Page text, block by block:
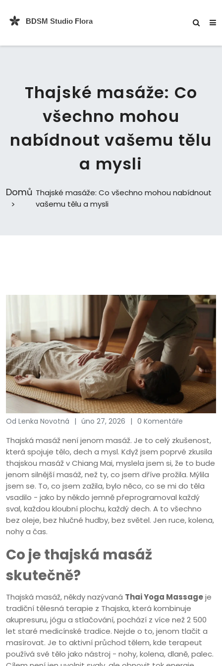
Thajské masáže: Co
všechno mohou
nabídnout vašemu tělu
a mysli
Domů Thajské masáže: Co všechno mohou nabídnout
vašemu tělu a mysli
Od Lenka Novotná úno 27, 2026 0 Komentáře
Thajská masáž není jenom masáž. Je to celý zkušenost,
která spojuje tělo, dech a mysl. Když jsem poprvé zkusila
thajskou masáž v Chiang Mai, myslela jsem si, že to bude
jenom silnější masáž, než ty, co jsem dříve prožila. Mýlila
jsem se. To, co jsem zažila, bylo něco, co se mi do těla
vsadilo - jako by někdo jemně přeprogramoval každý
sval, každou kloubní plochu, každý dech. A to všechno
bez oleje, bez hlučné hudby, bez světel. Jen ruce, kolena,
nohy a čas.
Co je thajská masáž
skutečně?
Thajská masáž, někdy nazývaná Thai Yoga Massageje
tradiční tělesná terapie z Thajska, která kombinuje
akupresuru, jógu a stlačování, pochází z více než 2 500
let staré medicínské tradice. Nejde o to, jenom tlačit a
masírovat. Je to aktivní průchod tělem, kde terapeut
používá své tělo jako nástroj - nohy, kolena, dlaně, palec.